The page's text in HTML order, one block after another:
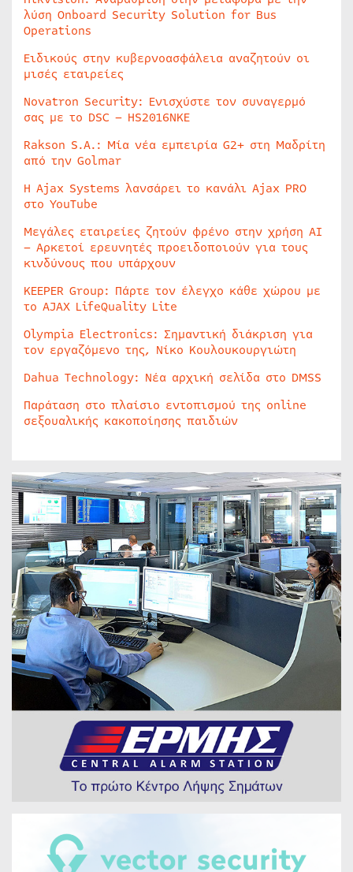
λύση Onboard Security Solution for Bus
Operations
Ειδικούς στην κυβερνοασφάλεια αναζητούν οι
μισές εταιρείες
Novatron Security: Ενισχύστε τον συναγερμό
σας με το DSC – HS2016NKE
Rakson S.A.: Μία νέα εμπειρία G2+ στη Μαδρίτη
από την Golmar
Η Ajax Systems λανσάρει το κανάλι Ajax PRO
στο YouTube
Μεγάλες εταιρείες ζητούν φρένο στην χρήση AI
– Αρκετοί ερευνητές προειδοποιούν για τους
κινδύνους που υπάρχουν
KEEPER Group: Πάρτε τον έλεγχο κάθε χώρου με
το AJAX LifeQuality Lite
Olympia Electronics: Σημαντική διάκριση για
τον εργαζόμενο της, Νίκο Κουλουκουργιώτη
Dahua Technology: Νέα αρχική σελίδα στο DMSS
Παράταση στο πλαίσιο εντοπισμού της online
σεξουαλικής κακοποίησης παιδιών